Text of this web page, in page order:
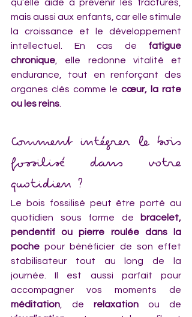
qu’elle aide à prévenir les fractures,
mais aussi aux enfants, car elle stimule
la croissance et le développement
intellectuel. En cas de fatigue
chronique , elle redonne vitalité et
endurance, tout en renforçant des
organes clés comme le cœur, la rate
ou les reins
Comment intégrer le bois
fossilisé dans votre
quotidien ?
Le bois fossilisé peut être porté au
quotidien sous forme de
bracelet,
pendentif ou pierre roulée dans la
poche pour bénéficier de son effet
stabilisateur tout au long de la
journée. Il est aussi parfait pour
méditation , de relaxation